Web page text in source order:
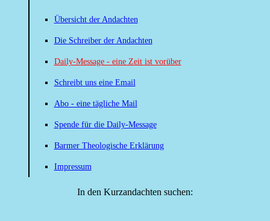
Übersicht der Andachten
Die Schreiber der Andachten
Daily-Message - eine Zeit ist vorüber
Schreibt uns eine Email
Abo - eine tägliche Mail
Spende für die Daily-Message
Barmer Theologische Erklärung
Impressum
In den Kurzandachten suchen: